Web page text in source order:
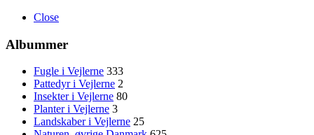
Close
Albummer
Fugle i Vejlerne 333
Pattedyr i Vejlerne 2
Insekter i Vejlerne 80
Planter i Vejlerne 3
Landskaber i Vejlerne 25